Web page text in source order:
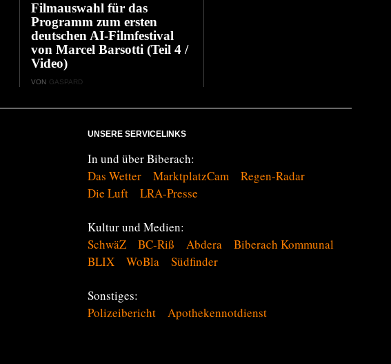
Filmauswahl für das
Programm zum ersten
deutschen AI-Filmfestival
von Marcel Barsotti (Teil 4 /
Video)
VON GASPARD
UNSERE SERVICELINKS
In und über Biberach:
Das Wetter
MarktplatzCam
Regen-Radar
Die Luft
LRA-Presse
Kultur und Medien:
SchwäZ
BC-Riß Abdera
Biberach Kommunal
BLIX
WoBla Südfinder
Sonstiges:
Polizeibericht
Apothekennotdienst